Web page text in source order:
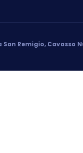
Remigio, Cavasso